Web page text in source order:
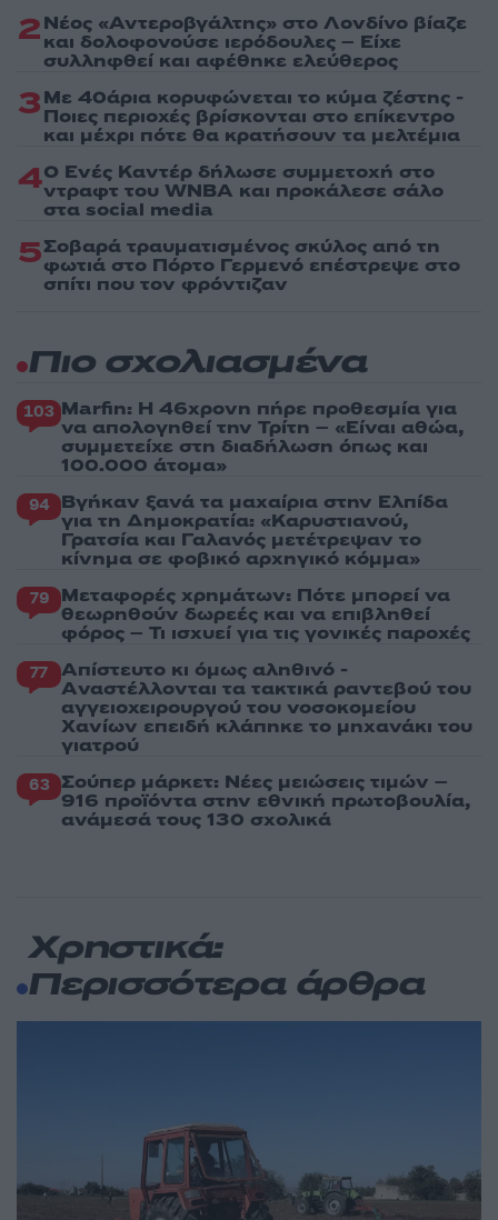
2Νέος «Αντεροβγάλτης» στο Λονδίνο βίαζε
και δολοφονούσε ιερόδουλες – Είχε
συλληφθεί και αφέθηκε ελεύθερος
3Με 40άρια κορυφώνεται το κύμα ζέστης -
Ποιες περιοχές βρίσκονται στο επίκεντρο
και μέχρι πότε θα κρατήσουν τα μελτέμια
4Ο Ενές Καντέρ δήλωσε συμμετοχή στο
ντραφτ του WNBA και προκάλεσε σάλο
στα social media
5Σοβαρά τραυματισμένος σκύλος από τη
φωτιά στο Πόρτο Γερμενό επέστρεψε στο
σπίτι που τον φρόντιζαν
Πιο σχολιασμένα
103 Marfin: Η 46χρονη πήρε προθεσμία για
να απολογηθεί την Τρίτη – «Είναι αθώα,
συμμετείχε στη διαδήλωση όπως και
100.000 άτομα»
94 Βγήκαν ξανά τα μαχαίρια στην Ελπίδα
για τη Δημοκρατία: «Καρυστιανού,
Γρατσία και Γαλανός μετέτρεψαν το
κίνημα σε φοβικό αρχηγικό κόμμα»
79 Μεταφορές χρημάτων: Πότε μπορεί να
θεωρηθούν δωρεές και να επιβληθεί
φόρος – Τι ισχυεί για τις γονικές παροχές
77 Απίστευτο κι όμως αληθινό -
Aναστέλλονται τα τακτικά ραντεβού του
αγγειοχειρουργού του νοσοκομείου
Χανίων επειδή κλάπηκε το μηχανάκι του
γιατρού
63 Σούπερ μάρκετ: Νέες μειώσεις τιμών –
916 προϊόντα στην εθνική πρωτοβουλία,
ανάμεσά τους 130 σχολικά
Χρηστικά:
Περισσότερα άρθρα